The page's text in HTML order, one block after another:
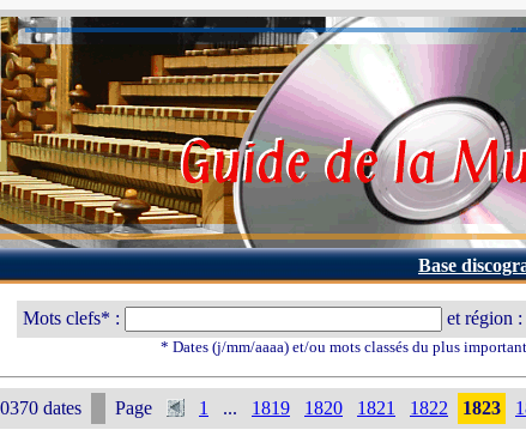
Base
Mots clefs* : et région :
* Dates (j/mm/aaaa) et/ou mots classés du plus
dates Page 1 ... 1819 1820 1821 1822 1823